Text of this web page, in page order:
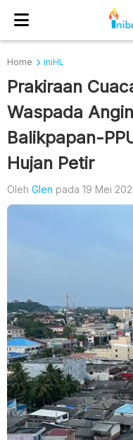
Home iniHL
Prakiraan
Waspada
Balikpapan-
Hujan Petir
Oleh Glen pada 19 Mei